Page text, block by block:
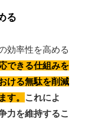
る
効率性を高める
できる仕組みを
ける無駄を削減
す。 これによ
力を維持するこ